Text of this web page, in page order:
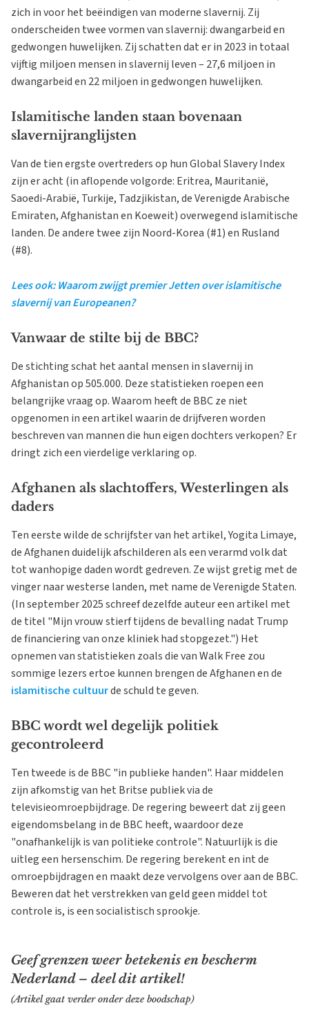
zich in voor het beëindigen van moderne slavernij. Zij
onderscheiden twee vormen van slavernij: dwangarbeid en
gedwongen huwelijken. Zij schatten dat er in 2023 in totaal
vijftig miljoen mensen in slavernij leven – 27,6 miljoen in
dwangarbeid en 22 miljoen in gedwongen huwelijken.
Islamitische landen staan bovenaan
slavernijranglijsten
Van de tien ergste overtreders op hun Global Slavery Index
zijn er acht (in aflopende volgorde: Eritrea, Mauritanië,
Saoedi-Arabië, Turkije, Tadzjikistan, de Verenigde Arabische
Emiraten, Afghanistan en Koeweit) overwegend islamitische
landen. De andere twee zijn Noord-Korea (#1) en Rusland
(#8).
Lees ook: Waarom zwijgt premier Jetten over islamitische
slavernij van Europeanen?
Vanwaar de stilte bij de BBC?
De stichting schat het aantal mensen in slavernij in
Afghanistan op 505.000. Deze statistieken roepen een
belangrijke vraag op. Waarom heeft de BBC ze niet
opgenomen in een artikel waarin de drijfveren worden
beschreven van mannen die hun eigen dochters verkopen? Er
dringt zich een vierdelige verklaring op.
Afghanen als slachtoffers, Westerlingen als
daders
Ten eerste wilde de schrijfster van het artikel, Yogita Limaye,
de Afghanen duidelijk afschilderen als een verarmd volk dat
tot wanhopige daden wordt gedreven. Ze wijst gretig met de
vinger naar westerse landen, met name de Verenigde Staten.
(In september 2025 schreef dezelfde auteur een artikel met
de titel "Mijn vrouw stierf tijdens de bevalling nadat Trump
de financiering van onze kliniek had stopgezet.") Het
opnemen van statistieken zoals die van Walk Free zou
sommige lezers ertoe kunnen brengen de Afghanen en de
islamitische cultuurde schuld te geven.
BBC wordt wel degelijk politiek
gecontroleerd
Ten tweede is de BBC "in publieke handen". Haar middelen
zijn afkomstig van het Britse publiek via de
televisieomroepbijdrage. De regering beweert dat zij geen
eigendomsbelang in de BBC heeft, waardoor deze
"onafhankelijk is van politieke controle". Natuurlijk is die
uitleg een hersenschim. De regering berekent en int de
omroepbijdragen en maakt deze vervolgens over aan de BBC.
Beweren dat het verstrekken van geld geen middel tot
controle is, is een socialistisch sprookje.
Geef grenzen weer betekenis en bescherm
Nederland – deel dit artikel!
(Artikel gaat verder onder deze boodschap)